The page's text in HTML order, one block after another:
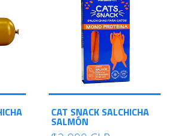
CAT SNACK SALCHICHA
SALMÓN